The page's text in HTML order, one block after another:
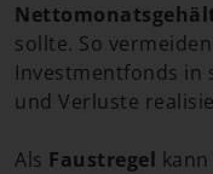
sollte. So
Investmentfonds in
und Verluste
Als Faustregel